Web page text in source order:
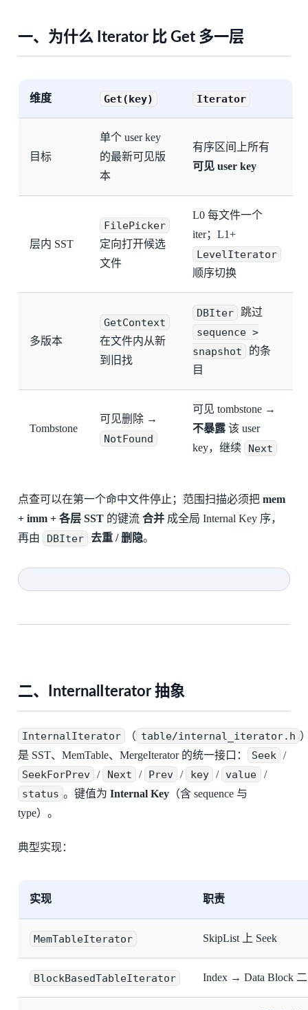
一、为什么 Iterator 比 Get 多一层
维度 Get(key) Iterator
目标
单个 user key
的最新可见版
本
有序区间上所有
可见 user key
层内 SST
FilePicker
定向打开候选
文件
L0 每文件一个
iter；L1+
LevelIterator
顺序切换
多版本
GetContext
在文件内从新
到旧找
DBIter 跳过
sequence >
snapshot
的条
目
Tombstone
可见删除 →
NotFound
可见 tombstone →
不暴露该 user
key，继续
Next
点查可以在第一个命中文件停止；范围扫描必须把 mem
+ imm + 各层 SST的键流 合并成全局 Internal Key 序，
再由
DBIter 去重 / 删隐。
二、InternalIterator 抽象
InternalIterator （ table/internal_iterator.h
是 SST、MemTable、MergeIterator 的统一接口：
Seek /
SeekForPrev / Next / Prev / key / value /
status 。键值为Internal Key （含 sequence 与
type）。
典型实现：
实现 职责
MemTableIterator SkipList 上 Seek
BlockBasedTableIterator Index → Data Block